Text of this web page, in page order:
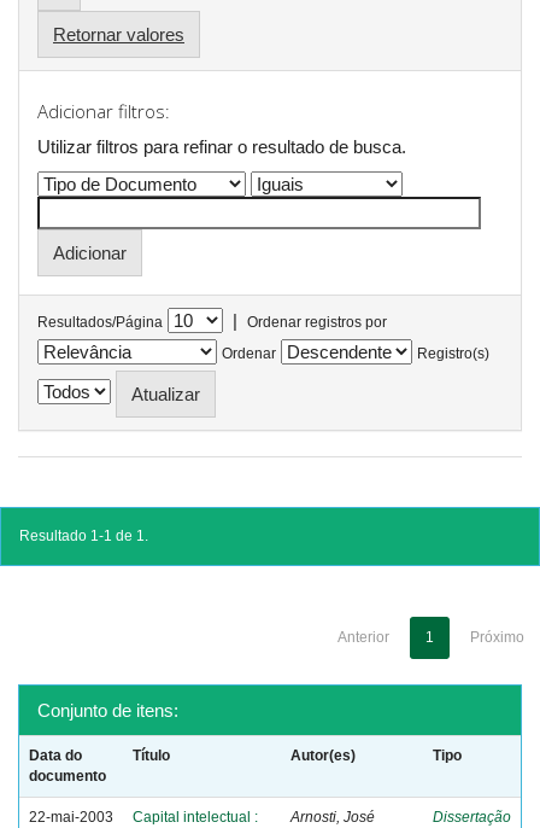
Retornar valores
Adicionar filtros:
Utilizar filtros para refinar o resultado de busca.
Resultados/Página |
Ordenar registros por
Ordenar
Registro(s)
Resultado 1-1 de 1.
Anterior 1 Próximo
Conjunto de itens:
Data do
documento
Título Autor(es) Tipo
22-mai-2003
Capital intelectual :
Arnosti, José
Dissertação